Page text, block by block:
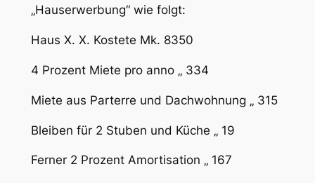
„Hauserwerbung“ wie folgt:
Haus X. X. Kostete Mk. 8350
4 Prozent Miete pro anno „ 334
Miete aus Parterre und Dachwohnung „ 315
Bleiben für 2 Stuben und Küche „ 19
Ferner 2 Prozent Amortisation „ 167